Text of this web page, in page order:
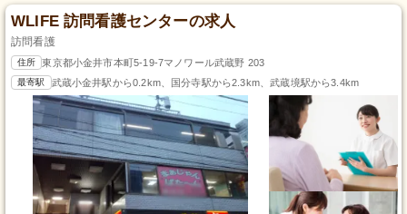
WLIFE 訪問看護センターの求人
訪問看護
住所 東京都小金井市本町5-19-7マノワール武蔵野 203
最寄駅 武蔵小金井駅から0.2km、国分寺駅から2.3km、武蔵境駅から3.4km